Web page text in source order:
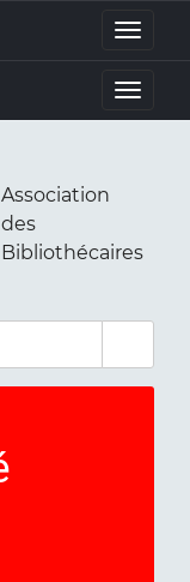
Toggle
Toggle
Association
des
Bibliothécaires